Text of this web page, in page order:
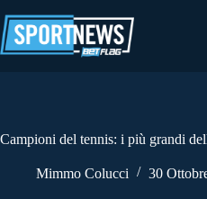
al
contenuto
Campioni del tennis: i più grandi
Mimmo Colucci 30